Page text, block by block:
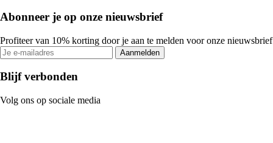
Abonneer je op onze nieuwsbrief
Profiteer van 10% korting door je aan te melden voor onze nieuwsbrief
Aanmelden
Blijf verbonden
Volg ons op sociale media